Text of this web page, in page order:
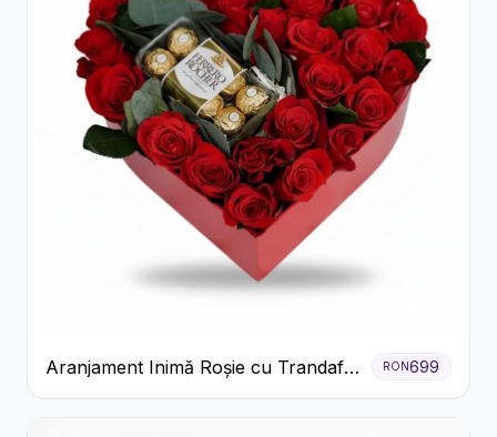
Aranjament Inimă Roșie cu Trandafiri
și Ferrero Rocher Premium
RON699